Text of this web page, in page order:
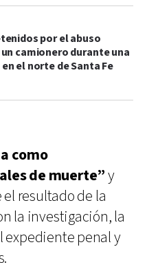
por el abuso
camionero durante una
el norte de Santa Fe
como
de muerte”y
resultado de la
la investigación, la
expediente penal y